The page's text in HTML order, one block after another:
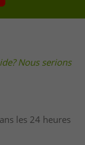
Nous serions
les 24 heures